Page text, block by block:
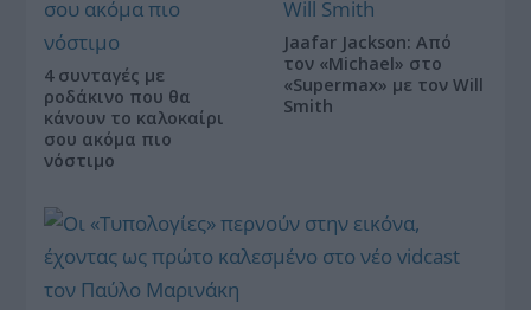
4 συνταγές με
ροδάκινο που θα
κάνουν το καλοκαίρι
σου ακόμα πιο
νόστιμο
Jaafar Jackson: Από
τον «Michael» στο
«Supermax» με τον Will
Smith